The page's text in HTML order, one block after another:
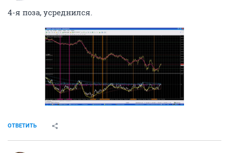
4-я поза, усреднился.
ОТВЕТИТЬ